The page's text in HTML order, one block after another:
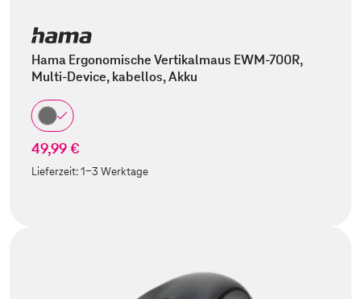
Hama Ergonomische Vertikalmaus EWM-700R,
Multi-Device, kabellos, Akku
49,99 €
Lieferzeit:1-3 Werktage